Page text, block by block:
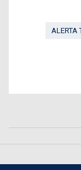
ALERTA